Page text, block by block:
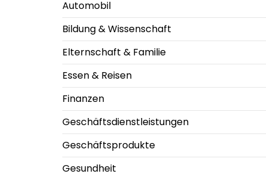
Automobil
Bildung & Wissenschaft
Elternschaft & Familie
Essen & Reisen
Finanzen
Geschäftsdienstleistungen
Geschäftsprodukte
Gesundheit